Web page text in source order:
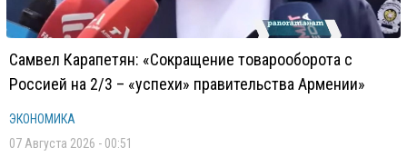
Самвел Карапетян: «Сокращение товарооборота с
Россией на 2/3 – «успехи» правительства Армении»
ЭКОНОМИКА
07 Августа 2026 - 00:51